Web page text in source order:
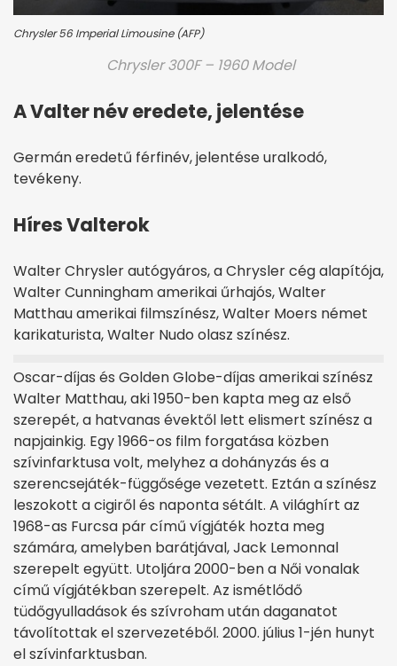
Chrysler 56 Imperial Limousine (AFP)
Chrysler 300F – 1960 Model
A Valter név eredete, jelentése
Germán eredetű férfinév, jelentése uralkodó,
tevékeny.
Híres Valterok
Walter Chrysler autógyáros, a Chrysler cég alapítója,
Walter Cunningham amerikai űrhajós, Walter
Matthau amerikai filmszínész, Walter Moers német
karikaturista, Walter Nudo olasz színész.
Oscar-díjas és Golden Globe-díjas amerikai színész
Walter Matthau, aki 1950-ben kapta meg az első
szerepét, a hatvanas évektől lett elismert színész a
napjainkig. Egy 1966-os film forgatása közben
szívinfarktusa volt, melyhez a dohányzás és a
szerencsejáték-függősége vezetett. Eztán a színész
leszokott a cigiről és naponta sétált. A világhírt az
1968-as Furcsa pár című vígjáték hozta meg
számára, amelyben barátjával, Jack Lemonnal
szerepelt együtt. Utoljára 2000-ben a Női vonalak
című vígjátékban szerepelt. Az ismétlődő
tüdőgyulladások és szívroham után daganatot
távolítottak el szervezetéből. 2000. július 1-jén hunyt
el szívinfarktusban.